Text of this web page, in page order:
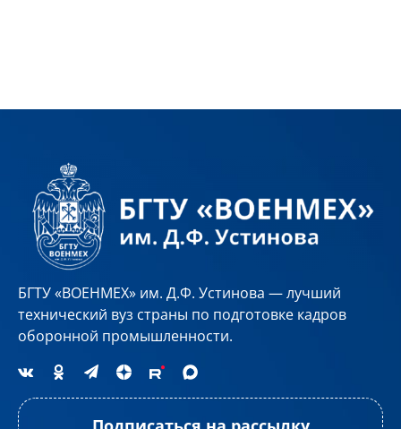
БГТУ «ВОЕНМЕХ» им. Д.Ф. Устинова — лучший
технический вуз страны по подготовке кадров
оборонной промышленности.